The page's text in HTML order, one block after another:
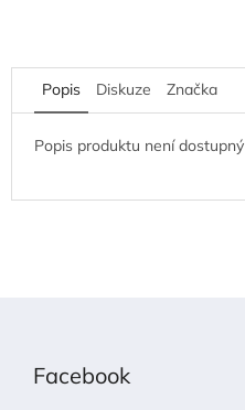
Popis Diskuze Značka
Popis produktu není dostupný
Facebook